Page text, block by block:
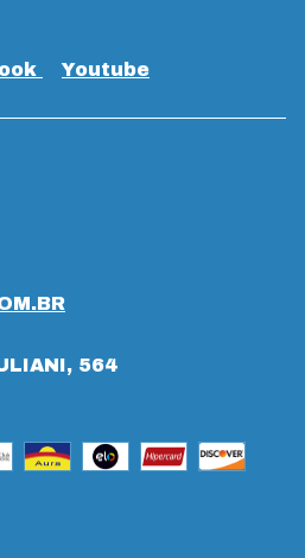
Youtube
564